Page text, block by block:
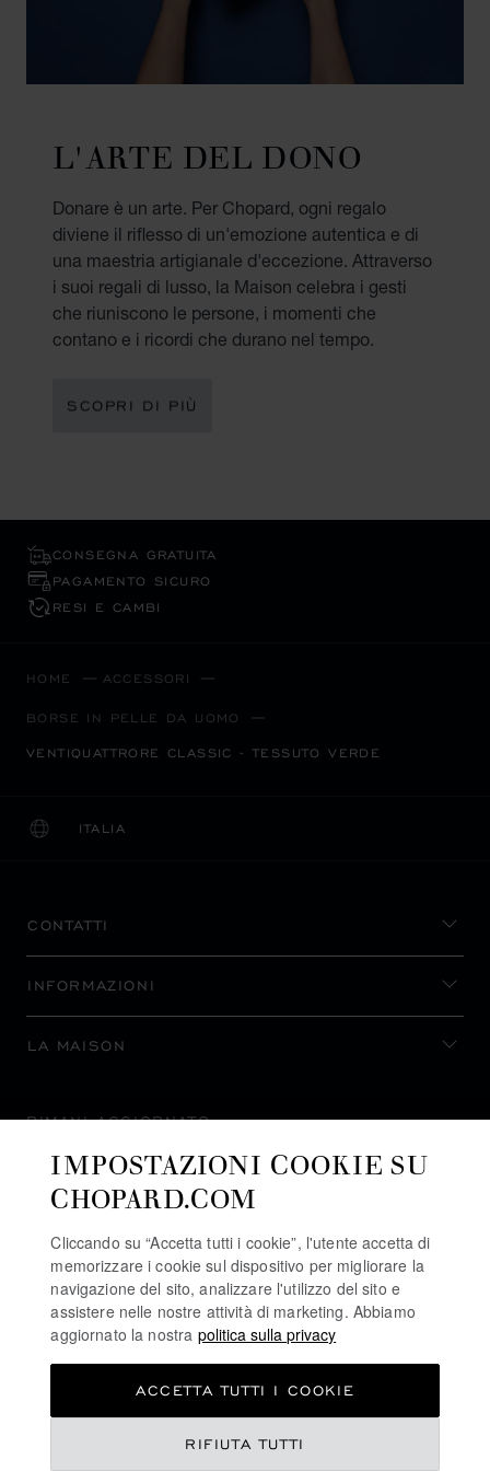
L'ARTE DEL DONO
Donare è un arte. Per Chopard, ogni regalo
diviene il riflesso di un'emozione autentica e di
una maestria artigianale d'eccezione. Attraverso
i suoi regali di lusso, la Maison celebra i gesti
che riuniscono le persone, i momenti che
contano e i ricordi che durano nel tempo.
SCOPRI DI PIÙ
CONSEGNA GRATUITA
PAGAMENTO SICURO
RESI E CAMBI
HOME ACCESSORI
BORSE IN PELLE DA UOMO
VENTIQUATTRORE CLASSIC - TESSUTO VERDE
ITALIA
LOCALIZZAZIONE (CAMBIA PAESE)
CAMBIA PAESE
CONTATTI
INFORMAZIONI
LA MAISON
RIMANI AGGIORNATO
ISCRIVITI ALLA NEWSLETTER
POLITICA SUI COOKIE
IMPOSTAZIONI COOKIE SU
CHOPARD.COM
Cliccando su “Accetta tutti i cookie”, l'utente accetta di
memorizzare i cookie sul dispositivo per migliorare la
navigazione del sito, analizzare l'utilizzo del sito e
assistere nelle nostre attività di marketing. Abbiamo
aggiornato la nostra politica sulla privacy
RIFIUTA TUTTI
ACCETTA TUTTI I COOKIE